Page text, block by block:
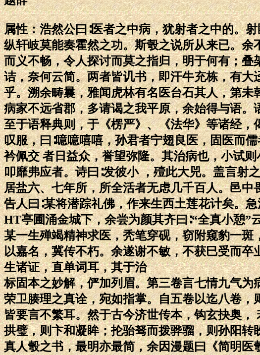
属性：浩然公曰∶医者之中病，犹射者之中的。
纵轩岐莫能奏霍然之功。斯彀之说所从来已。
而义不畅，令人探讨而莫之指归，明于何有；
诘，奈何云简。两者皆讥书，即汗牛充栋，有
乎。溯余畴曩，雅闻虎林有名医台石其人，第
病家不远省郡，多请谒之我平原，余始得与语
至于语释典则，于《楞严》、《法华》等诸经
叹服，曰∶噫噫嘻嘻，孙君者宁翅良医，固医而
衿佩交 者日益众，誉望弥隆。其治病也，小试
叩靡弗应者。诗曰∶发彼小 ，殪此大兕。盖言射
居盐六、七年所，所全活者无虑几千百人。邑
告人曰∶某将潜踪礼佛，作来生西土莲花计矣。
HT亭圃涌金城下，余尝为颜其齐曰∶“全真小憩”
某一生殚竭精神求医，秃笔穿砚，窃附窥豹一
以嘉名，冀传不朽。余遂谢不敏，不获巳受而
生诸证，直单词耳，其于治
标固本之妙解，俨加列眉。第三卷言七情九气
荣卫腠理之真诠，宛如指掌。自五卷以迄八卷
皆要言不繁耳。然于古今济世传本，钩玄抉奥
拱璧，则卞和凝眸；抡骀驽而拨骅骝，则孙阳
真人彀之书，最明亦最简，余因漫题曰《简明